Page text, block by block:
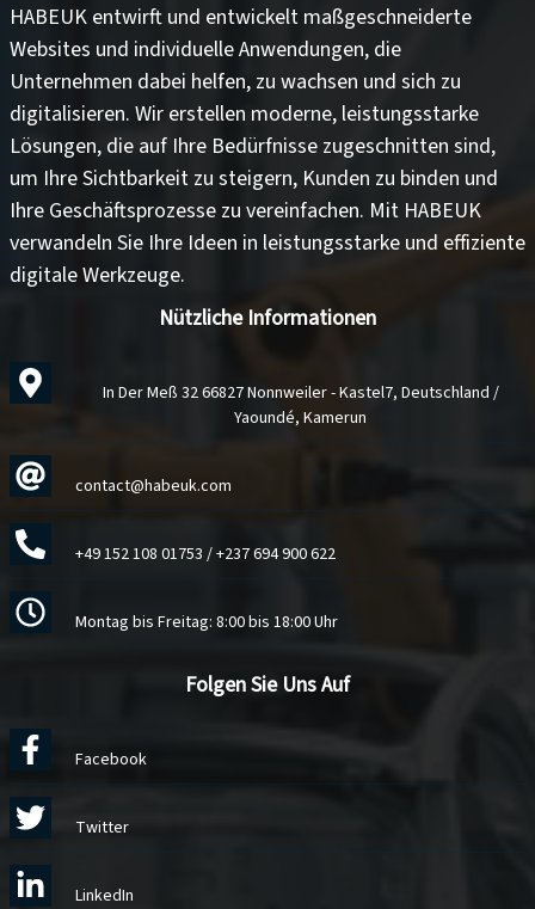
HABEUK entwirft und entwickelt maßgeschneiderte
Websites und individuelle Anwendungen, die
Unternehmen dabei helfen, zu wachsen und sich zu
digitalisieren. Wir erstellen moderne, leistungsstarke
Lösungen, die auf Ihre Bedürfnisse zugeschnitten sind,
um Ihre Sichtbarkeit zu steigern, Kunden zu binden und
Ihre Geschäftsprozesse zu vereinfachen. Mit HABEUK
verwandeln Sie Ihre Ideen in leistungsstarke und effiziente
digitale Werkzeuge.
Nützliche Informationen
In Der Meß 32 66827 Nonnweiler - Kastel7, Deutschland /
Yaoundé, Kamerun
contact@habeuk.com
+49 152 108 01753 /+237 694 900 622
Montag bis Freitag: 8:00 bis 18:00 Uhr
Folgen Sie Uns Auf
Facebook
Twitter
LinkedIn